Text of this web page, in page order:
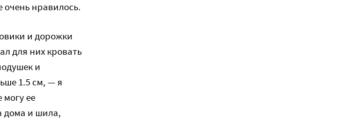
очень нравилось.
и дорожки
для них кровать
и
1.5 см, — я
могу ее
дома и шила,